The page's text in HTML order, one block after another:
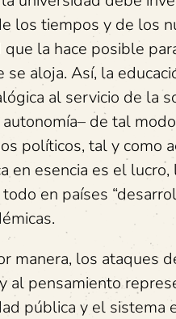
los tiempos y de los
la hace posible
aloja. Así, la
al servicio de la
de tal
políticos, tal y como
en esencia es el
en países
los ataques
al pensamiento
pública y el sistema